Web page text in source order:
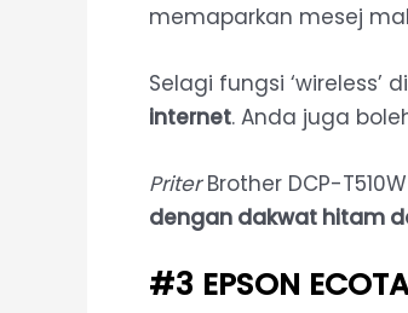
memaparkan mesej
Selagi fungsi ‘wireless’
internet. Anda juga
PriterBrother DCP-
dengan dakwat hitam
#3 EPSON